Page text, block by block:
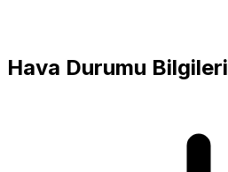
Hava Durumu Bilgileri